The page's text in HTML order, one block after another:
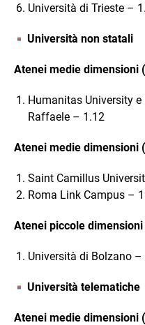
Università di Trieste –
Università non statali
Atenei medie dimensioni
Humanitas University
Raffaele – 1.12
Atenei medie dimensioni
Saint Camillus
Roma Link Campus –
Atenei piccole dimensioni
Università di Bolzano –
Università telematiche
Atenei medie dimensioni